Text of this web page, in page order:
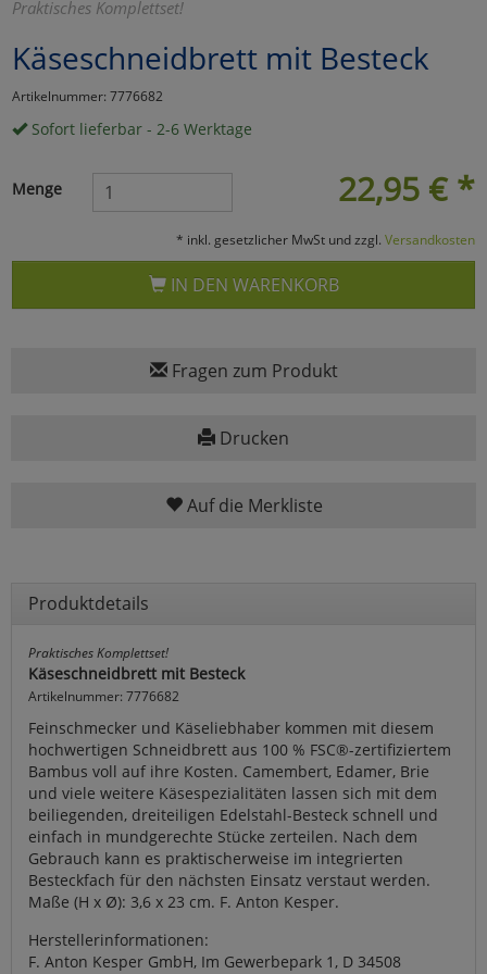
Praktisches Komplettset!
Käseschneidbrett mit Besteck
Artikelnummer: 7776682
Sofort lieferbar - 2-6 Werktage
22,95 € *
Menge
* inkl. gesetzlicher MwSt und zzgl. Versandkosten
IN DEN WARENKORB
Fragen zum Produkt
Drucken
Auf die Merkliste
Produktdetails
Praktisches Komplettset!
Käseschneidbrett mit Besteck
Artikelnummer: 7776682
Feinschmecker und Käseliebhaber kommen mit diesem
hochwertigen Schneidbrett aus 100 % FSC®-zertifiziertem
Bambus voll auf ihre Kosten. Camembert, Edamer, Brie
und viele weitere Käsespezialitäten lassen sich mit dem
beiliegenden, dreiteiligen Edelstahl-Besteck schnell und
einfach in mundgerechte Stücke zerteilen. Nach dem
Gebrauch kann es praktischerweise im integrierten
Besteckfach für den nächsten Einsatz verstaut werden.
Maße (H x Ø): 3,6 x 23 cm. F. Anton Kesper.
Herstellerinformationen:
F. Anton Kesper GmbH, Im Gewerbepark 1, D 34508
Umfragetools
Cookies
Cookies
Einstellungen speichern
zurückzu Haupptseite